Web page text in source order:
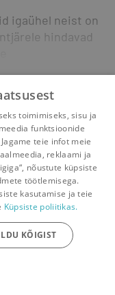
igaühel neist on
hindavad
seda, et ta
oma
kuidas ta
Näiteks
lihtsate
lõbusaid
nõuanded
Teated Konto
toimimiseks, sisu ja
funktsioonide
teie infot meie
reklaami ja
nõustute küpsiste
töötlemisega.
kasutamise ja teie
Küpsiste poliitikas.
KÕIGIST